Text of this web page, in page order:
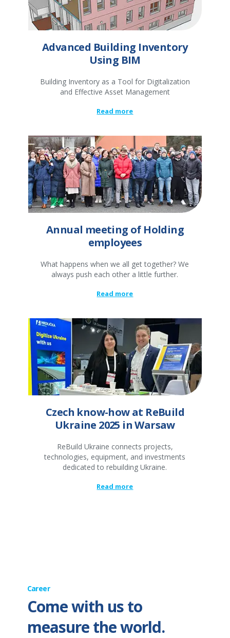
Advanced Building Inventory
Using BIM
Building Inventory as a Tool for Digitalization
and Effective Asset Management
Read more
Annual meeting of Holding
employees
What happens when we all get together? We
always push each other a little further.
Read more
Czech know-how at ReBuild
Ukraine 2025 in Warsaw
ReBuild Ukraine connects projects,
technologies, equipment, and investments
dedicated to rebuilding Ukraine.
Read more
Career
Come with us to
measure the world.